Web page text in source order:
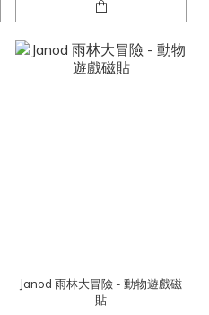
Janod 雨林大冒險 - 動物遊戲磁
貼